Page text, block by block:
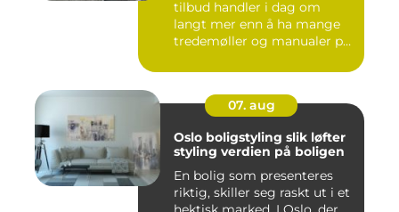
tilbud handler i dag om
langt mer enn å ha mange
tredemøller og manualer på
07. aug
Oslo boligstyling slik løfter
styling verdien på boligen
En bolig som presenteres
riktig, skiller seg raskt ut i et